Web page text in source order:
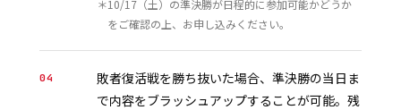
＊10/17（土）の準決勝が日程的に参加可能かどうか
をご確認の上、お申し込みください。
04
敗者復活戦を勝ち抜いた場合、準決勝の当日ま
で内容をブラッシュアップすることが可能。残